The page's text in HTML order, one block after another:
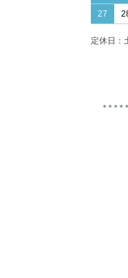
27
定休日：
（